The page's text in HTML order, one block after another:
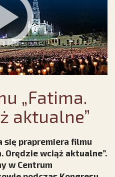
„Fatima.
aktualne”
się prapremiera filmu
Orędzie wciąż aktualne”.
w Centrum